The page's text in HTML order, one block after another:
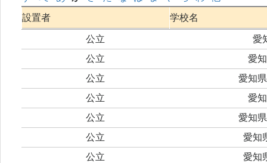
設置者
学校名
公立
愛
公立
愛
公立
愛知
公立
愛
公立
愛知
公立
愛知
公立
愛知